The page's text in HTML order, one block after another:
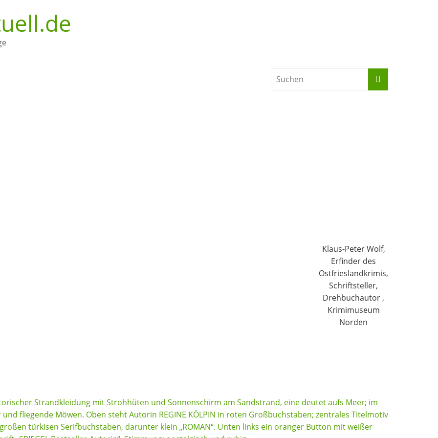
Klaus-Peter Wolf,
Erfinder des
Ostfrieslandkrimis,
Schriftsteller,
Drehbuchautor ,
Krimimuseum
Norden